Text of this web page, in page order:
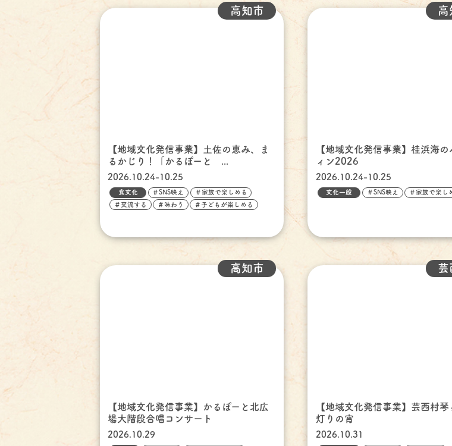
【地域文化発信事業】土佐の恵み、ま
るかじり！「かるぽーと ...
高知市
2026.10.24-10.25
食文化 ＃SNS映え ＃家族で楽しめる
＃交流する ＃味わう ＃子どもが楽しめる
【地域文化発信事業】桂浜海の
ィン2026
高
2026.10.24-10.25
文化一般 ＃SNS映え ＃家族で楽し
【地域文化発信事業】かるぽーと北広
場大階段合唱コンサート
高知市
2026.10.29
【地域文化発信事業】芸西村琴
灯りの宵
芸
2026.10.31